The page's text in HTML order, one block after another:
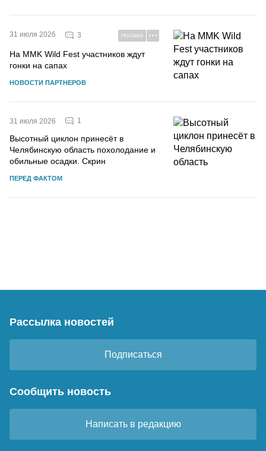
31 июля 2026 3 РЕКЛАМА
На MMK Wild Fest участников ждут
гонки на сапах
НОВОСТИ ПАРТНЕРОВ
31 июля 2026 1
Высотный циклон принесёт в
Челябинскую область похолодание и
обильные осадки. Скрин
ПЕРЕД ФАКТОМ
Рассылка новостей
Подписаться
Сообщить новость
Написать в редакцию